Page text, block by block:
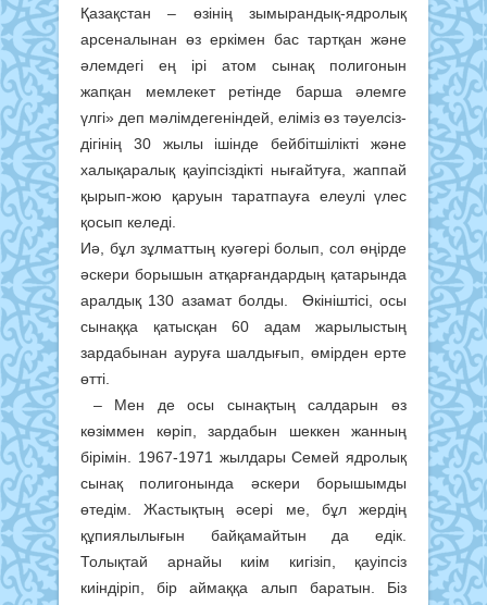
Қазақстан – өзінің зымырандық-ядролық
арсеналынан өз еркімен бас тартқан және
әлемдегі ең ірі атом сынақ полигонын
жапқан мемлекет ретінде барша әлемге
үлгі» деп мәлімдегеніндей, еліміз өз тәуел­сіз­
дігінің 30 жылы ішінде бейбітшілікті және
халықаралық қауіпсіздікті нығайтуға, жап­пай
қырып-жою қаруын таратпауға елеулі үлес
қосып келеді.
Иә, бұл зұлматтың куәгері болып, сол өңірде
әскери борышын атқарғандардың қатарында
аралдық 130 азамат болды. Өкініштісі, осы
сынаққа қатысқан 60 адам жарылыстың
зардабынан ауруға шалдығып, өмірден ерте
өтті.
– Мен де осы сынақтың салдарын өз
көзіммен көріп, зардабын шеккен жанның
бірімін. 1967-1971 жылдары Семей ядролық
сынақ полигонында әскери борышымды
өтедім. Жастықтың әсері ме, бұл жердің
құпиялылығын байқамайтын да едік.
Толықтай арнайы киім кигізіп, қауіпсіз
киіндіріп, бір аймаққа алып баратын. Біз